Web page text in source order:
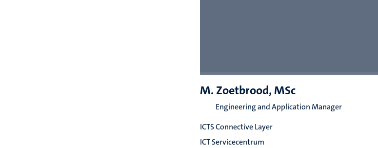
M. Zoetbrood, MSc
Engineering and Application Manager
ICTS Connective Layer
ICT Servicecentrum